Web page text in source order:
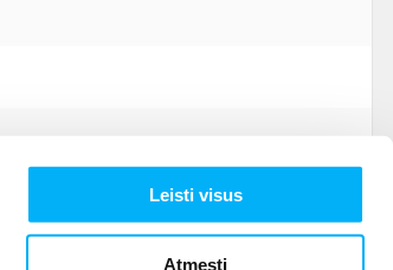
Leisti visus
Atmesti